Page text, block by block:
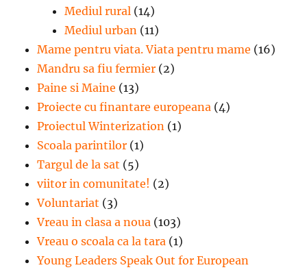
Mediul rural (14)
Mediul urban (11)
Mame pentru viata. Viata pentru mame (16)
Mandru sa fiu fermier (2)
Paine si Maine (13)
Proiecte cu finantare europeana (4)
Proiectul Winterization (1)
Scoala parintilor (1)
Targul de la sat (5)
viitor in comunitate! (2)
Voluntariat (3)
Vreau in clasa a noua (103)
Vreau o scoala ca la tara (1)
Young Leaders Speak Out for European